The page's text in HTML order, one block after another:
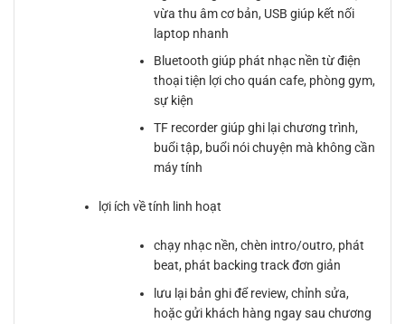
vừa thu âm cơ bản, USB giúp kết nối
laptop nhanh
Bluetooth giúp phát nhạc nền từ điện
thoại tiện lợi cho quán cafe, phòng gym,
sự kiện
TF recorder giúp ghi lại chương trình,
buổi tập, buổi nói chuyện mà không cần
máy tính
lợi ích về tính linh hoạt
chạy nhạc nền, chèn intro/outro, phát
beat, phát backing track đơn giản
lưu lại bản ghi để review, chỉnh sửa,
hoặc gửi khách hàng ngay sau chương